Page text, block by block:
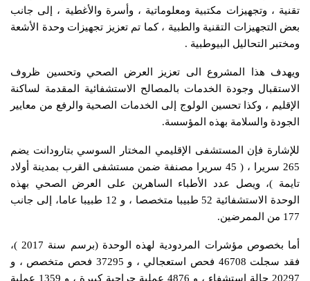
تقنية ، وتجهيزات مكتبية ومعلوماتية ، وأسرة والأغطية ، إلى جانب
بعض التجهيزات التقنية والطبية ، كما تم تعزيز تجهيزات وحدة الأشعة
ومختبر التحاليل البيوطبية .
ويهدف هذا المشروع الى تعزيز العرض الصحي وتحسين ظروف
الاستقبال وجودة الخدمات بالمصالح الاستشفائية المقدمة لساكنة
الإقليم ، وكذا تحسين الولوج إلى الخدمات الصحية والرفع من معايير
الجودة والسلامة بهذه المؤسسة.
للإشارة فإن المستشفى الإقليمي المختار السوسي بتارودانت يضم
265 سريرا ، ( 45 سريرا مصنفة ضمن مستشفى القرب بمدينة أولاد
تايمة )، ويصل عدد الأطباء الساهرين على العرض الصحي بهذه
الوحدة الاستشفائية 52 طبيبا متخصصا ، و 12 طبيبا عاما، إلى جانب
177 من الممرضين.
أما بخصوص مؤشرات المردودية لهذه الوحدة (برسم سنة 2017 )،
فقد سجلت 46708 فحص استعجالي ، و 37295 فحص متخصص ، و
20297 حالة استشفاء ، و 4876 عملية جراحية كبيرة ، و 1359 عملية